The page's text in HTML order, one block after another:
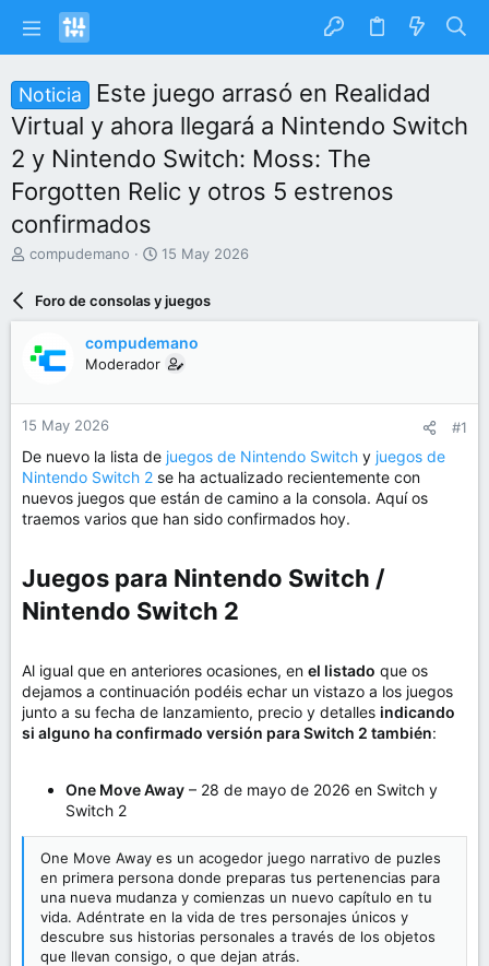
Noticia
Este juego arrasó en Realidad
Virtual y ahora llegará a Nintendo Switch
2 y Nintendo Switch: Moss: The
Forgotten Relic y otros 5 estrenos
confirmados
I
a
r
d
e
l
t
e
m
compudemano
F
c
h
d
e
n
c
o
15 May 2026
Foro de consolas y juegos
compudemano
Moderador
15 May 2026 #1
De nuevo la lista de juegos de Nintendo Switch y juegos de
Nintendo Switch 2 se ha actualizado recientemente con
nuevos juegos que están de camino a la consola. Aquí os
traemos varios que han sido confirmados hoy.
Juegos para Nintendo Switch /
Nintendo Switch 2​
Al igual que en anteriores ocasiones, en el listado que os
dejamos a continuación podéis echar un vistazo a los juegos
junto a su fecha de lanzamiento, precio y detalles indicando
si alguno ha confirmado versión para Switch 2 también:
One Move Away – 28 de mayo de 2026 en Switch y
Switch 2
One Move Away es un acogedor juego narrativo de puzles
en primera persona donde preparas tus pertenencias para
una nueva mudanza y comienzas un nuevo capítulo en tu
vida. Adéntrate en la vida de tres personajes únicos y
descubre sus historias personales a través de los objetos
que llevan consigo, o que dejan atrás.